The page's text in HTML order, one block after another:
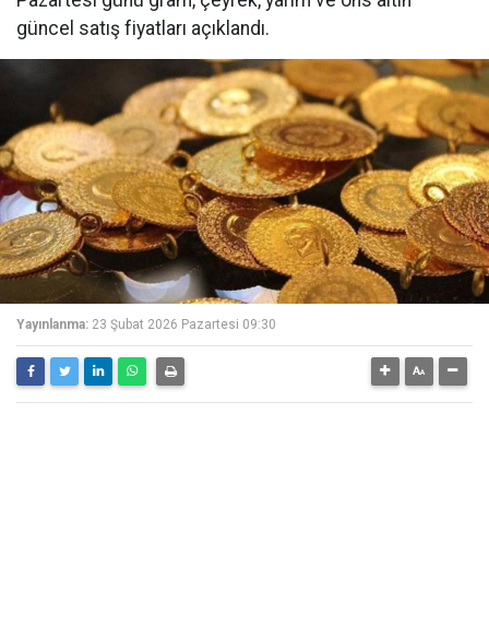
güncel satış fiyatları açıklandı.
Yayınlanma: 23 Şubat 2026 Pazartesi 09:30